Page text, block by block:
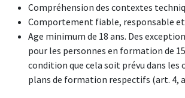
Compréhension des contextes
Comportement fiable, responsable
Age minimum de 18 ans. Des
pour les personnes en formation de
condition que cela soit prévu dans les
plans de formation respectifs (art. 4,